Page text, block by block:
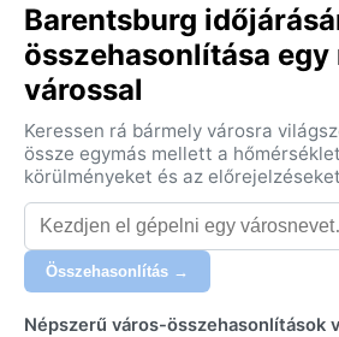
Barentsburg
összehasonlítása egy
várossal
Keressen rá bármely városra
össze egymás mellett a
körülményeket és az
Összehasonlítás →
Népszerű város-összehasonlítások